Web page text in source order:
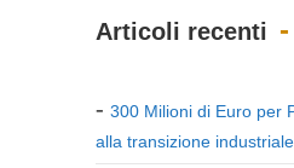
Articoli recenti
300 Milioni di Euro per
alla transizione industriale